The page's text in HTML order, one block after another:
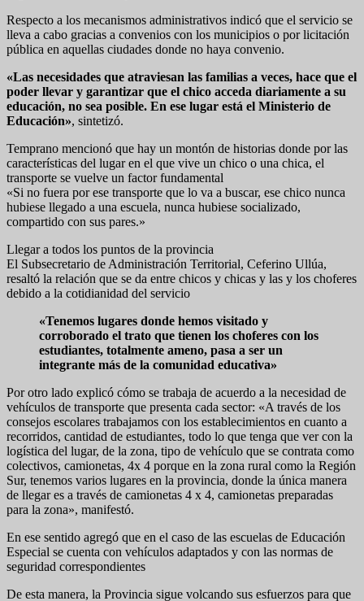
Respecto a los mecanismos administrativos indicó que el servicio se
lleva a cabo gracias a convenios con los municipios o por licitación
pública en aquellas ciudades donde no haya convenio.
«Las necesidades que atraviesan las familias a veces, hace que el
poder llevar y garantizar que el chico acceda diariamente a su
educación, no sea posible. En ese lugar está el Ministerio de
Educación», sintetizó.
Temprano mencionó que hay un montón de historias donde por las
características del lugar en el que vive un chico o una chica, el
transporte se vuelve un factor fundamental
«Si no fuera por ese transporte que lo va a buscar, ese chico nunca
hubiese llegado a una escuela, nunca hubiese socializado,
compartido con sus pares.»
Llegar a todos los puntos de la provincia
El Subsecretario de Administración Territorial, Ceferino Ullúa,
resaltó la relación que se da entre chicos y chicas y las y los choferes
debido a la cotidianidad del servicio
«Tenemos lugares donde hemos visitado y
corroborado el trato que tienen los choferes con los
estudiantes, totalmente ameno, pasa a ser un
integrante más de la comunidad educativa»
Por otro lado explicó cómo se trabaja de acuerdo a la necesidad de
vehículos de transporte que presenta cada sector: «A través de los
consejos escolares trabajamos con los establecimientos en cuanto a
recorridos, cantidad de estudiantes, todo lo que tenga que ver con la
logística del lugar, de la zona, tipo de vehículo que se contrata como
colectivos, camionetas, 4x 4 porque en la zona rural como la Región
Sur, tenemos varios lugares en la provincia, donde la única manera
de llegar es a través de camionetas 4 x 4, camionetas preparadas
para la zona», manifestó.
En ese sentido agregó que en el caso de las escuelas de Educación
Especial se cuenta con vehículos adaptados y con las normas de
seguridad correspondientes
De esta manera, la Provincia sigue volcando sus esfuerzos para que